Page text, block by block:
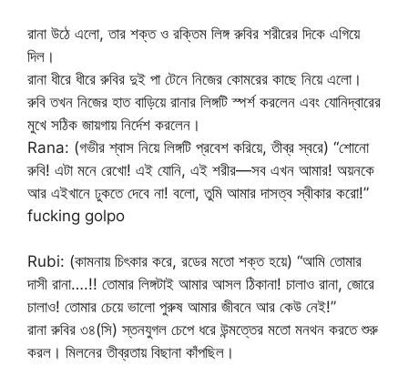
রানা উঠে এলো, তার শক্ত ও রক্তিম লিঙ্গ রুবির শরীরের দিকে এগিয়ে
দিল।
রানা ধীরে ধীরে রুবির দুই পা টেনে নিজের কোমরের কাছে নিয়ে এলো।
রুবি তখন নিজের হাত বাড়িয়ে রানার লিঙ্গটি স্পর্শ করলেন এবং যোনিদ্বারের
মুখে সঠিক জায়গায় নির্দেশ করলেন।
Rana: (গভীর শ্বাস নিয়ে লিঙ্গটি প্রবেশ করিয়ে, তীব্র স্বরে) “শোনো
রুবি! এটা মনে রেখো! এই যোনি, এই শরীর—সব এখন আমার! অয়নকে
আর এইখানে ঢুকতে দেবে না! বলো, তুমি আমার দাসত্ব স্বীকার করো!”
fucking golpo
Rubi: (কামনায় চিৎকার করে, রডের মতো শক্ত হয়ে) “আমি তোমার
দাসী রানা….!! তোমার লিঙ্গটাই আমার আসল ঠিকানা! চালাও রানা, জোরে
চালাও! তোমার চেয়ে ভালো পুরুষ আমার জীবনে আর কেউ নেই!”
রানা রুবির ৩৪(সি) স্তনযুগল চেপে ধরে উন্মত্তের মতো মনথন করতে শুরু
করল। মিলনের তীব্রতায় বিছানা কাঁপছিল।